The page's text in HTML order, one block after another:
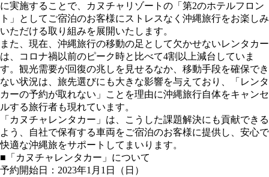
に実施することで、カヌチャリゾートの「第2のホテルフロン
ト」としてご宿泊のお客様にストレスなく沖縄旅行をお楽しみ
いただける取り組みを展開いたします。
また、現在、沖縄旅行の移動の足として欠かせないレンタカー
は、コロナ禍以前のピーク時と比べて4割以上減台していま
す。観光需要が回復の兆しを見せるなか、移動手段を確保でき
ない状況は、旅先選びにも大きな影響を与えており、「レンタ
カーの予約が取れない」ことを理由に沖縄旅行自体をキャンセ
ルする旅行者も現れています。
「カヌチャレンタカー」は、こうした課題解決にも貢献できる
よう、自社で保有する車両をご宿泊のお客様に提供し、安心で
快適な沖縄旅をサポートしてまいります。
■「カヌチャレンタカー」について
予約開始日：2023年1月1日（日）